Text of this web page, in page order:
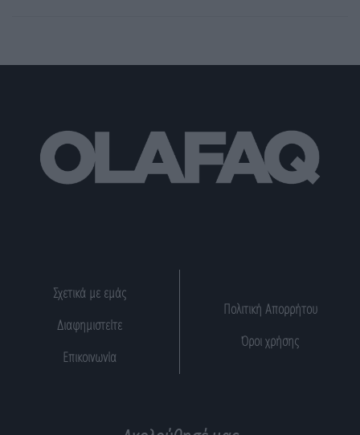
Σχετικά με εμάς
Διαφημιστείτε
Επικοινωνία
Πολιτική Απορρήτου
Όροι χρήσης